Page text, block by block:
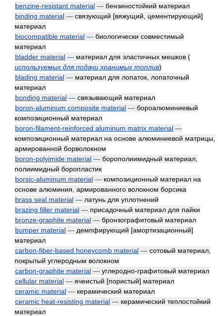
benzine-resistant material — бензиностойкий материал
binding material — связующий [вяжущий, цементирующий]
материал
biocompatible material — биологически совместимый
материал
bladder material — материал для эластичных мешков (
используемых для подачи хранимых топлив)
blading material — материал для лопаток, лопаточный
материал
bonding material — связывающий материал
boron-aluminum composite material — бороалюминиевый
композиционный материал
boron-filament-reinforced aluminum matrix material —
композиционный материал на основе алюминиевой матрицы,
армированной борволокном
boron-polyimide material — борополиимидный материал,
полиимидный боропластик
borsic-aluminum material — композиционный материал на
основе алюминия, армированного волокном борсика
brass seal material — латунь для уплотнений
brazing filler material — присадочный материал для пайки
bronze-graphite material — бронзографитовый материал
bumper material — демпфирующий [амортизационный]
материал
carbon-fiber-based honeycomb material — сотовый материал,
покрытый углеродным волокном
carbon-graphite material — углеродно-графитовый материал
cellular material — ячеистый [пористый] материал
ceramic material — керамический материал
ceramic heat-resisting material — керамический теплостойкий
материал